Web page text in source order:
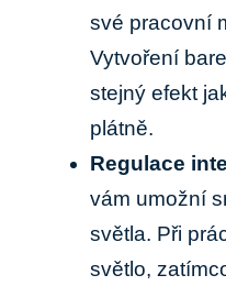
své pracovní
Vytvoření
stejný efekt
plátně.
Regulace
vám umožní
světla. Při
světlo,